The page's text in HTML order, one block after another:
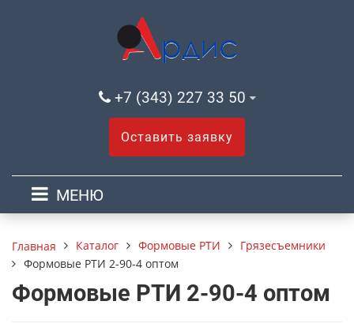
+7 (343) 227 33 50
Оставить заявку
МЕНЮ
Главная Каталог Формовые РТИ
Грязесъемники
Формовые РТИ 2-90-4 оптом
Формовые РТИ 2-90-4 оптом